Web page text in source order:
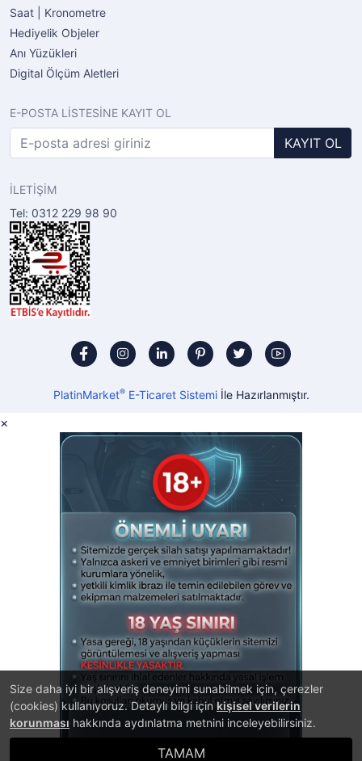
Size daha iyi bir alışveriş deneyimi sunabilmek için, çerezler
(cookies) kullanıyoruz. Detaylı bilgi için kişisel verilerin
korunması hakkında aydınlatma metnini inceleyebilirsiniz.
TAMAM
Saat | Kronometre
Hediyelik Objeler
Anı Yüzükleri
Digital Ölçüm Aletleri
E-POSTA LİSTESİNE KAYIT OL
KAYIT OL
İLETİŞİM
Tel: 0312 229 98 90
PlatinMarket®E-Ticaret Sistemiİle Hazırlanmıştır.
×